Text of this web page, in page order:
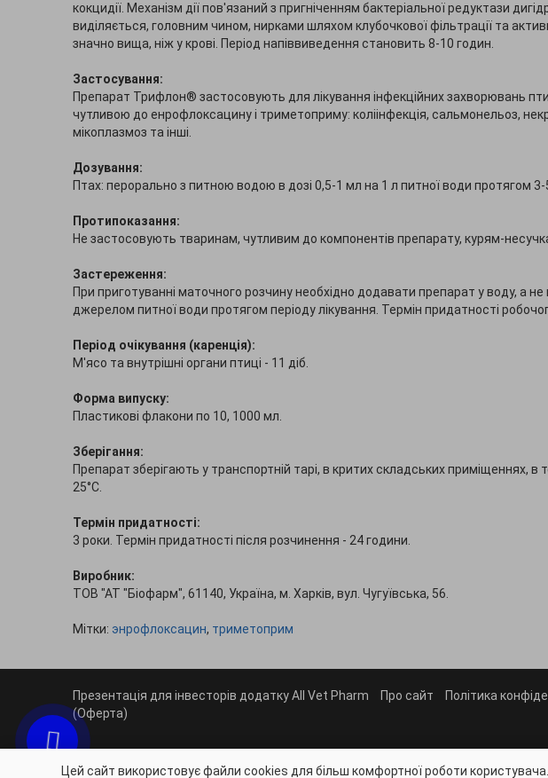
кокцидії. Механізм дії пов'язаний з пригніченням бактеріальної редуктази
виділяється, головним чином, нирками шляхом клубочкової фільтрації та
значно вища, ніж у крові. Період напіввиведення становить 8-10 годин.
Застосування:
Препарат Трифлон® застосовують для лікування інфекційних захворювань
чутливою до енрофлоксацину і триметоприму: коліінфекція, сальмонельоз,
мікоплазмоз та інші.
Дозування:
Птах: перорально з питною водою в дозі 0,5-1 мл на 1 л питної води протягом 3-5
Протипоказання:
Не застосовують тваринам, чутливим до компонентів препарату, курям-
Застереження:
При приготуванні маточного розчину необхідно додавати препарат у воду, а
джерелом питної води протягом періоду лікування. Термін придатності
Період очікування (каренція):
М'ясо та внутрішні органи птиці - 11 діб.
Форма випуску:
Пластикові флакони по 10, 1000 мл.
Зберігання:
Препарат зберігають у транспортній тарі, в критих складських приміщеннях, в
25°С.
Термін придатності:
3 роки. Термін придатності після розчинення - 24 години.
Виробник:
ТОВ "АТ "Біофарм", 61140, Україна, м. Харків, вул. Чугуївська, 56.
Мітки: энрофлоксацин, триметоприм
Презентація для інвесторів додатку All Vet Pharm Про сайт Політика
(Оферта)
Цей сайт використовує файли cookies для більш комфортної роботи